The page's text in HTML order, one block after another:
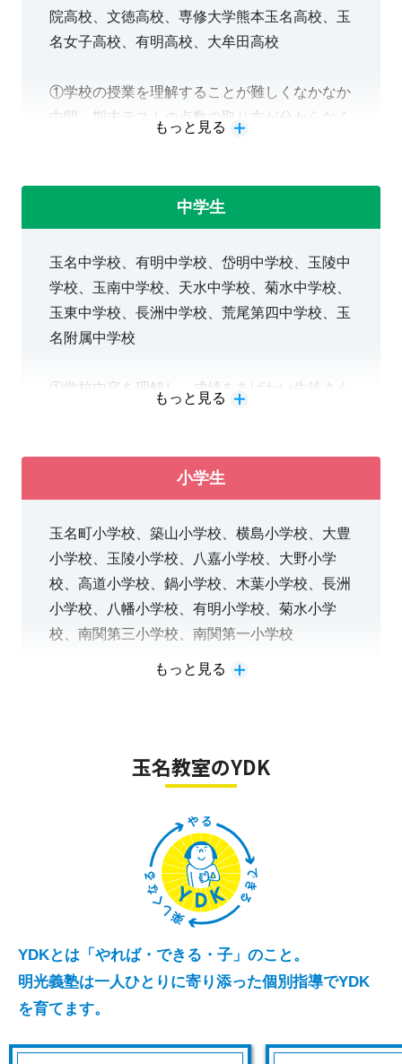
☆お問い合わせ受付時間☆
【平日・土曜】13:00～21:30
▷自習席(小中学生・高校生)あり！入会したそ
▷中学・高校・大学受験対策可能！
▷定期テスト対策もOK！
▷ノート指導から始めます！
院高校、文徳高校、専修大学熊本玉名高校、玉
名女子高校、有明高校、大牟田高校
①学校の授業を理解することが難しくなかなか
中間・期末テストの点数の取り方が分からなく
③就職をする予定だが、何を頑張っておくべき
などなど、まずはお気軽にご相談からどうぞ！
昨年度は、進学に関しては、熊本大学等の国立
大学をはじめ、難関国立私立
す。また、就職も第一志望に就職を決めてくれ
もっと見る
中学生
玉名中学校、有明中学校、岱明中学校、玉陵中
学校、玉南中学校、天水中学校、菊水中学校、
玉東中学校、長洲中学校、荒尾第四中学校、玉
名附属中学校
①学校内容を理解し、成績をあげたい生徒さん
をしてほしい生徒さん
⑤学校内容が授業だけではわからず、聴くのが
恥ずかしいという生徒さん
などなど お困りではありませんか？
もっと見る
小学生
玉名町小学校、築山小学校、横島小学校、大豊
小学校、玉陵小学校、八嘉小学校、大野小学
校、高道小学校、鍋小学校、木葉小学校、長洲
小学校、八幡小学校、有明小学校、菊水小学
校、南関第三小学校、南関第一小学校
④英語やプログラミングを学習する授業
などなど、目的に合わせて授業していきます♪
ぜひ、お気軽にご相談ください。
もっと見る
玉名教室のYDK
YDKとは「やれば・できる・子」のこと。
明光義塾は一人ひとりに寄り添った個別指導でYDK
を育てます。